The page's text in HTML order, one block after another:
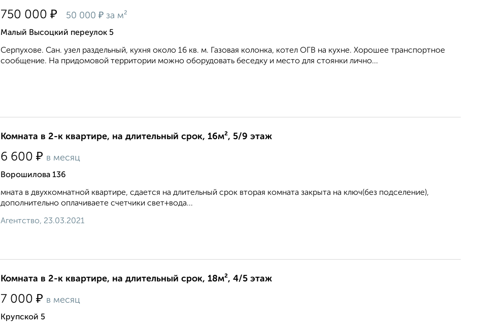
750 000 ₽ 50 000 ₽ за м²
Малый Высоцкий переулок 5
Серпухове. Сан. узел раздельный, кухня около 16 кв. м. Газовая колонка, котел ОГВ на кухне. Хорошее транспортное
сообщение. На придомовой территории можно оборудовать беседку и место для стоянки лично...
Комната в 2-к квартире, на длительный срок, 16м², 5/9 этаж
6 600 ₽ в месяц
Ворошилова 136
мната в двухкомнатной квартире, сдается на длительный срок вторая комната закрыта на ключ(без подселение),
дополнительно оплачиваете счетчики свет+вода...
Агентство, 23.03.2021
Комната в 2-к квартире, на длительный срок, 18м², 4/5 этаж
7 000 ₽ в месяц
Крупской 5